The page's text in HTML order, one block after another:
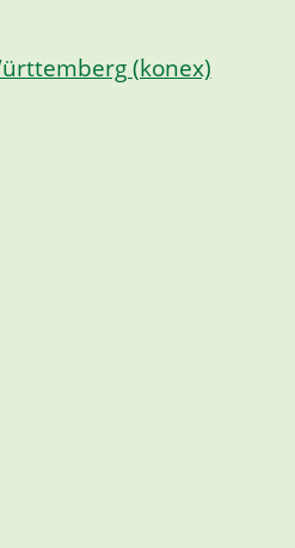
(konex)